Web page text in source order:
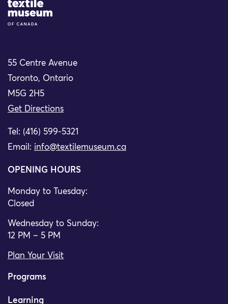
Site Logo
55 Centre Avenue
Toronto, Ontario
M5G 2H5
Get Directions
Tel: (416) 599-5321
Email: info@textilemuseum.ca
OPENING HOURS
Monday to Tuesday:
Closed
Wednesday to Sunday:
12 PM – 5 PM
Plan Your Visit
Programs
Learning